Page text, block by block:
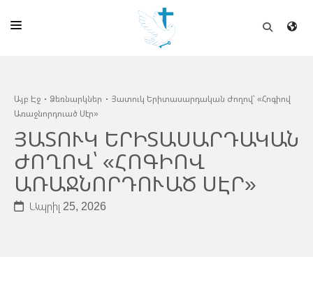
ԵԿԵՂԵՑԻ
ՈՒՂԻՂ
ԴՊՐՈՑ
ՀՐԱՊԱՐԱԿՈՒՄՆԵՐ
ՆՈՒԻՐԱՏՈՒՈՒԹԻՒՆ
Այբ Էջ Ձեռնարկներ
Յատուկ Երիտասարդական Ժողով՝ «Հոգիով
Առաջնորդուած Սէր»
ՅԱՏՈՒԿ ԵՐԻՏԱՍԱՐԴԱԿԱՆ
ԺՈՂՈՎ՝ «ՀՈԳԻՈՎ
ԱՌԱՋՆՈՐԴՈՒԱԾ ՍԷՐ»
Ապրիլ 25, 2026